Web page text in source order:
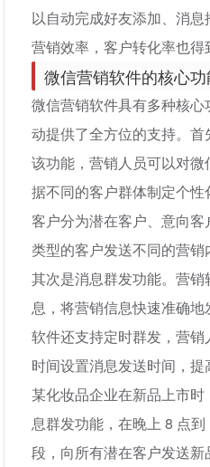
以自动完成好友添加、消
营销效率，客户转化率也得
微信营销软件的核心
微信营销软件具有多种核
动提供了全方位的支持。
该功能，营销人员可以对
据不同的客户群体制定个
客户分为潜在客户、意向
类型的客户发送不同的营销
其次是消息群发功能。营
息，将营销信息快速准确地
软件还支持定时群发，营
时间设置消息发送时间，提
某化妆品企业在新品上市
息群发功能，在晚上 8 点
段，向所有潜在客户发送